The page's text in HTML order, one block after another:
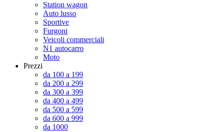
Station wagon
Auto lusso
Sportive
Furgoni
Veicoli commerciali
N1 autocarro
Moto
Prezzi
da 100 a 199
da 200 a 299
da 300 a 399
da 400 a 499
da 500 a 599
da 600 a 999
da 1000